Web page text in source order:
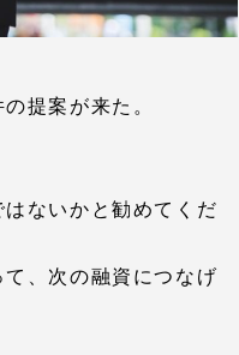
提案が来た。
ないかと勧めてくだ
、次の融資につなげ